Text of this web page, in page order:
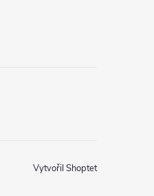
Vytvořil Shoptet